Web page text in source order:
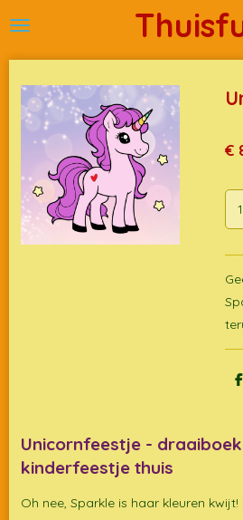
Ga
naar
de
hoofdinhoud
€
D
Unicornfeestje -
kinderfeestje thuis
Oh nee, Sparkle is haar kleuren